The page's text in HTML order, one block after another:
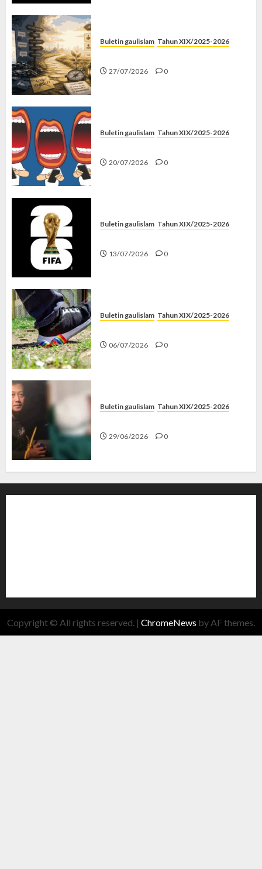
Buletin gaulislam Tahun XIX/2025-2026
27/07/2026 0
Buletin gaulislam Tahun XIX/2025-2026
20/07/2026 0
Buletin gaulislam Tahun XIX/2025-2026
13/07/2026 0
Buletin gaulislam Tahun XIX/2025-2026
06/07/2026 0
Buletin gaulislam Tahun XIX/2025-2026
29/06/2026 0
Copyright © All rights reserved. | ChromeNews by AF themes.